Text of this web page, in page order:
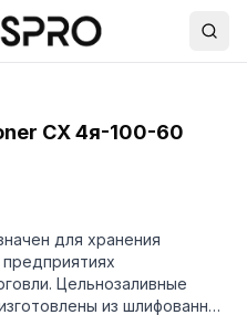
СХ 4я-100-60
для хранения
Цельнозаливные
из шлифованной